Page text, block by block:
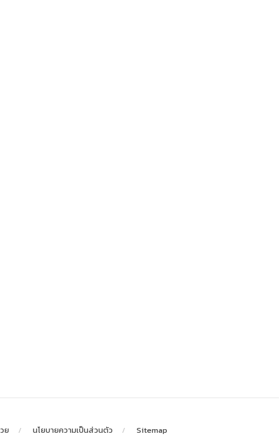
ย นโยบายความเป็นส่วนตัว Sitemap